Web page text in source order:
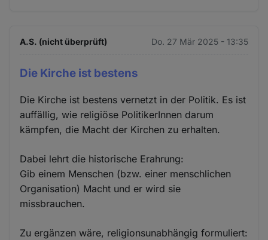
A.S. (nicht überprüft) Do. 27 Mär 2025 - 13:35
Die Kirche ist bestens
Die Kirche ist bestens vernetzt in der Politik. Es ist
auffällig, wie religiöse PolitikerInnen darum
kämpfen, die Macht der Kirchen zu erhalten.
Dabei lehrt die historische Erahrung:
Gib einem Menschen (bzw. einer menschlichen
Organisation) Macht und er wird sie
missbrauchen.
Zu ergänzen wäre, religionsunabhängig formuliert: